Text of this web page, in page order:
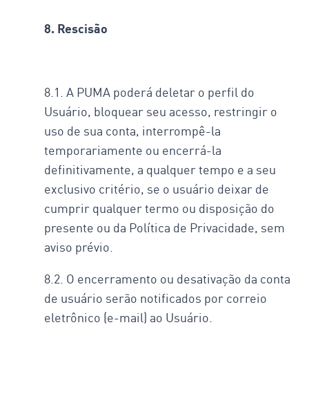
8. Rescisão
8.1. A PUMA poderá deletar o perfil do
Usuário, bloquear seu acesso, restringir o
uso de sua conta, interrompê-la
temporariamente ou encerrá-la
definitivamente, a qualquer tempo e a seu
exclusivo critério, se o usuário deixar de
cumprir qualquer termo ou disposição do
presente ou da Política de Privacidade, sem
aviso prévio.
8.2. O encerramento ou desativação da conta
de usuário serão notificados por correio
eletrônico (e-mail) ao Usuário.